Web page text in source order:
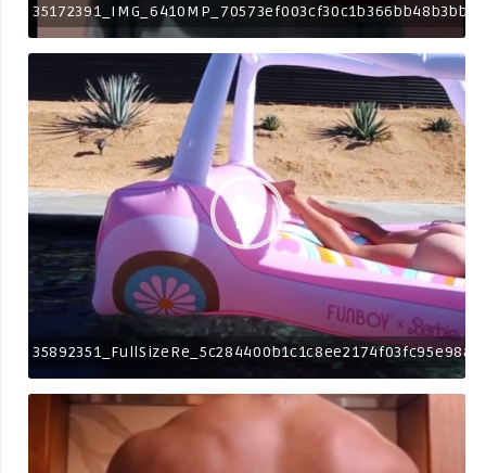
35892351_FullSizeRe_5c284400b1c1c8ee2174f03fc95e98af